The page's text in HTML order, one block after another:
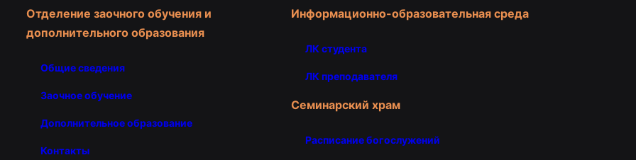
Отделение заочного обучения и
дополнительного образования
Общие сведения
Заочное обучение
Дополнительное образование
Контакты
Информационно-образовательная среда
ЛК студента
ЛК преподавателя
Семинарский храм
Расписание богослужений